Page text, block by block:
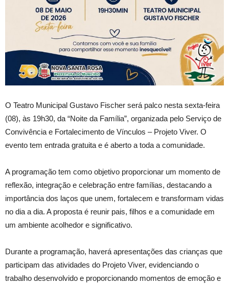
O Teatro Municipal Gustavo Fischer será palco nesta sexta-feira
(08), às 19h30, da “Noite da Família”, organizada pelo Serviço de
Convivência e Fortalecimento de Vínculos – Projeto Viver. O
evento tem entrada gratuita e é aberto a toda a comunidade.
A programação tem como objetivo proporcionar um momento de
reflexão, integração e celebração entre famílias, destacando a
importância dos laços que unem, fortalecem e transformam vidas
no dia a dia. A proposta é reunir pais, filhos e a comunidade em
um ambiente acolhedor e significativo.
Durante a programação, haverá apresentações das crianças que
participam das atividades do Projeto Viver, evidenciando o
trabalho desenvolvido e proporcionando momentos de emoção e